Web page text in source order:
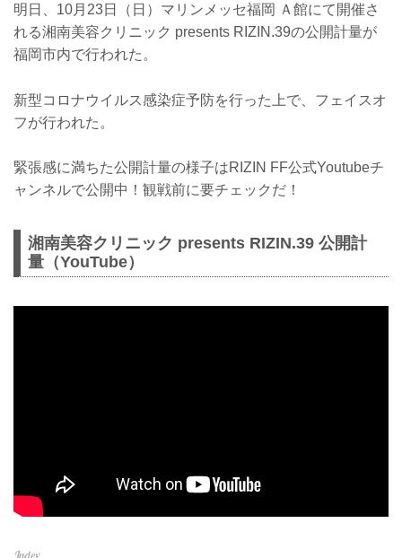
明日、10月23日（日）マリンメッセ福岡 Ａ館にて開催さ
れる湘南美容クリニック presents RIZIN.39の公開計量が
福岡市内で行われた。
新型コロナウイルス感染症予防を行った上で、フェイスオ
フが行われた。
緊張感に満ちた公開計量の様子はRIZIN FF公式Youtubeチ
ャンネルで公開中！観戦前に要チェックだ！
湘南美容クリニック presents RIZIN.39 公開計
量（YouTube）